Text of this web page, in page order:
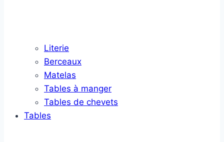
Literie
Berceaux
Matelas
Tables à manger
Tables de chevets
Tables